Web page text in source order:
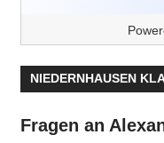
NIEDERNHAUSEN
Fragen an